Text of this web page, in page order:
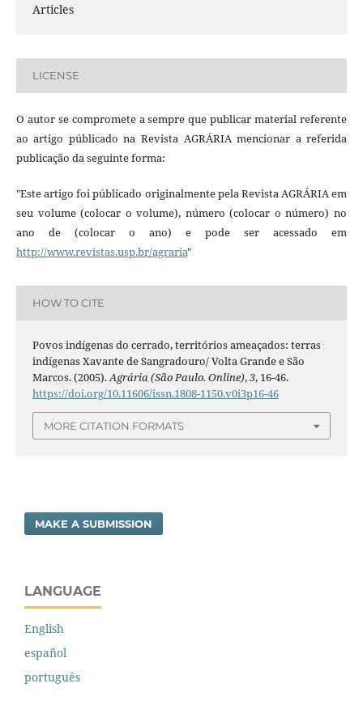
Articles
LICENSE
O autor se compromete a sempre que publicar material referente
ao artigo públicado na Revista AGRÁRIA mencionar a referida
publicação da seguinte forma:
"Este artigo foi públicado originalmente pela Revista AGRÁRIA em
seu volume (colocar o volume), número (colocar o número) no
ano de (colocar o ano) e pode ser acessado em
http://www.revistas.usp.br/agraria"
HOW TO CITE
Povos indígenas do cerrado, territórios ameaçados: terras
indígenas Xavante de Sangradouro/ Volta Grande e São
Marcos. (2005).Agrária (São Paulo. Online),3, 16-46.
https://doi.org/10.11606/issn.1808-1150.v0i3p16-46
MORE CITATION FORMATS
MAKE A SUBMISSION
LANGUAGE
English
español
português